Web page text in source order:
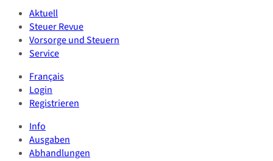
Aktuell
Steuer Revue
Vorsorge und Steuern
Service
Français
Login
Registrieren
Info
Ausgaben
Abhandlungen